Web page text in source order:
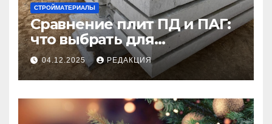
СТРОЙМАТЕРИАЛЫ
Сравнение плит ПД и ПАГ:
что выбрать для
долговечного и прочного
покрытия
04.12.2025 РЕДАКЦИЯ